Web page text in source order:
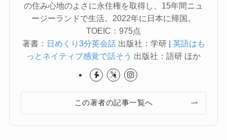
の住み心地のよさに永住権を取得し、15年間ニュ
ージーランドで生活。2022年に日本に帰国。
TOEIC：975点
著書： 日めくり3分英会話出版社：学研 | 英語はも
っとネイティブ感覚で話そう 出版社：語研 ほか
この著者の記事一覧へ